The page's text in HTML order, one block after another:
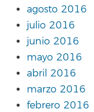
agosto 2016
julio 2016
junio 2016
mayo 2016
abril 2016
marzo 2016
febrero 2016